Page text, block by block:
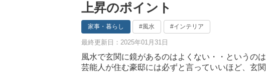
上昇のポイント
家事・暮らし #風水 #インテリア
最終更新日：2025年01月31日
風水で玄関に鏡があるのはよくない・・というの
芸能人が住む豪邸には必ずと言っていいほど、玄